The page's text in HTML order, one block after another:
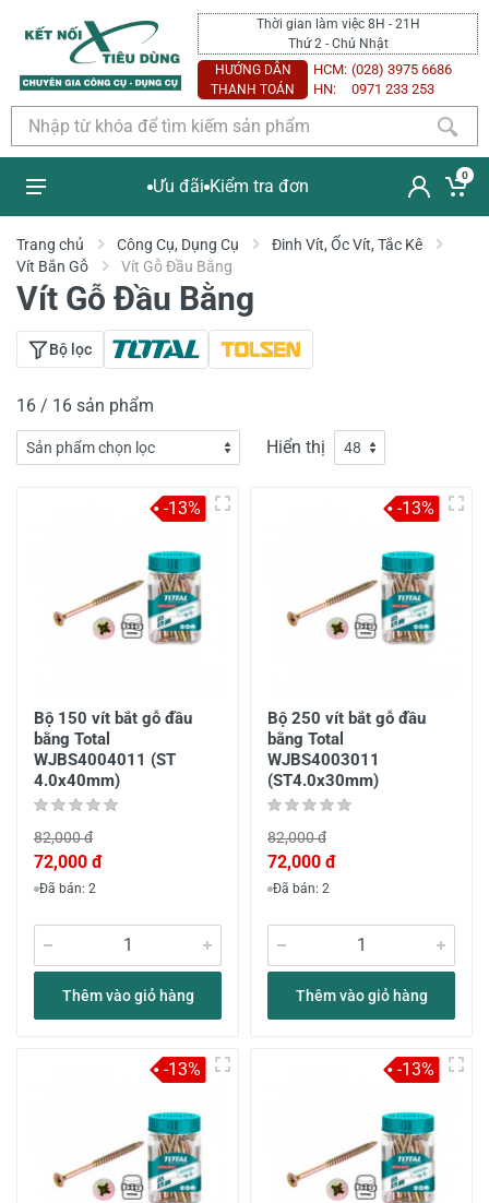
Thời gian làm việc 8H - 21H
Thứ 2 - Chủ Nhật
HƯỚNG DẪN
THANH TOÁN
HCM: (028) 3975 6686
HN:
0971 233 253
Ưu đãi Kiểm tra đơn
0
Trang chủ Công Cụ, Dụng Cụ
Đinh Vít, Ốc Vít, Tắc Kê
Vít Bắn Gỗ
Vít Gỗ Đầu Bằng
Vít Gỗ Đầu Bằng
Bộ lọc
16 / 16 sản phẩm
Hiển thị
Bộ 150 vít bắt gỗ đầu
bằng Total
WJBS4004011 (ST
4.0x40mm)
82,000 đ
72,000 đ
Đã bán: 2
Thêm vào giỏ hàng
-13%
Bộ 250 vít bắt gỗ đầu
bằng Total
WJBS4003011
(ST4.0x30mm)
82,000 đ
72,000 đ
Đã bán: 2
Thêm vào giỏ hàng
-13%
-13% -13%